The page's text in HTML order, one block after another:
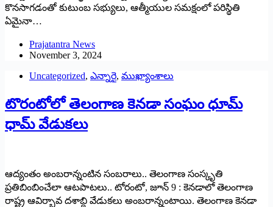
కొనసాగడంతో కుటుంబ సభ్యులు, ఆత్మీయుల సమక్షంలో పరిస్థితి
ఏమైనా…
Prajatantra News
November 3, 2024
Uncategorized, ఎన్నారై, ముఖ్యాంశాలు
టొరంటోలో తెలంగాణ కెనడా సంఘం ధూమ్
ధామ్ వేడుకలు
ఆద్యంతం అంబ‌రాన్నంటిన సంబ‌రాలు.. తెలంగాణ సంస్కృతి
ప్ర‌తిబింబించేలా ఆట‌పాట‌లు.. టోరంటో, జూన్ 9 : కెనడాలో తెలంగాణ
రాష్ట్ర ఆవిర్భావ ద‌శాబ్ది వేడుక‌లు అంబ‌రాన్నంటాయి. తెలంగాణ కెనడా